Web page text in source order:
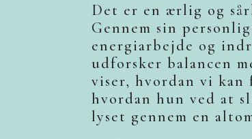
Det er en ærlig og
Gennem sin
energiarbejde og
udforsker balancen
viser, hvordan vi
hvordan hun ved at
lyset gennem en